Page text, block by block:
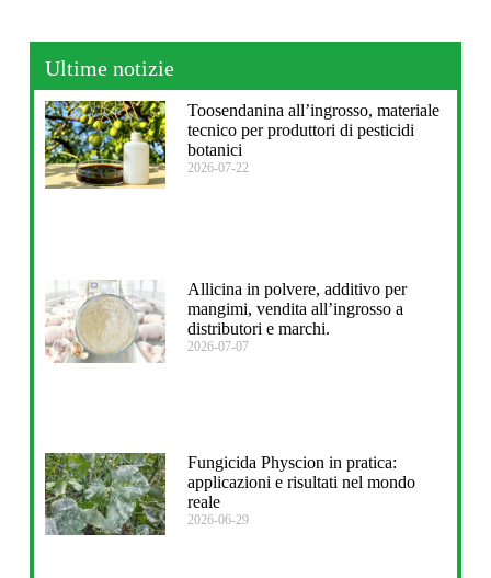
Ultime notizie
Toosendanina all’ingrosso, materiale
tecnico per produttori di pesticidi
botanici
2026-07-22
Allicina in polvere, additivo per
mangimi, vendita all’ingrosso a
distributori e marchi.
2026-07-07
Fungicida Physcion in pratica:
applicazioni e risultati nel mondo
reale
2026-06-29